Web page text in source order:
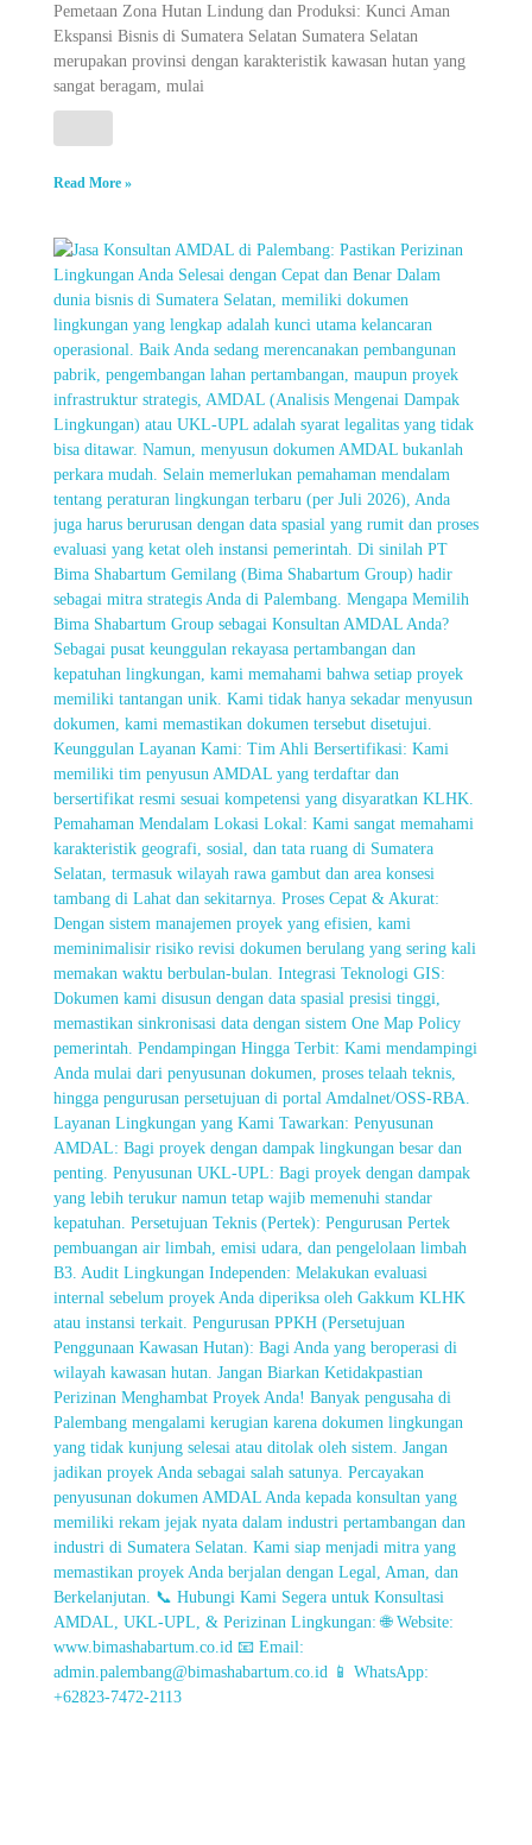
Pemetaan Zona Hutan Lindung dan Produksi: Kunci Aman
Ekspansi Bisnis di Sumatera Selatan Sumatera Selatan
merupakan provinsi dengan karakteristik kawasan hutan yang
sangat beragam, mulai
Read More »